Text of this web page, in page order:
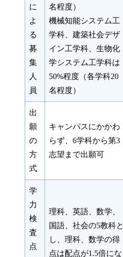
に
よ
る
募
集
人
員
名程度）
機械知能システム工
学科、建築社会デザ
イン工学科、生物化
学システム工学科は
50%程度（各学科20
名程度）
出
願
の
方
式
キャンパスにかかわ
らず、6学科から第3
志望まで出願可
学
力
検
査
点
理科、英語、数学、
国語、社会の5教科と
し、理科、数学の得
点は配点が1.5倍にな